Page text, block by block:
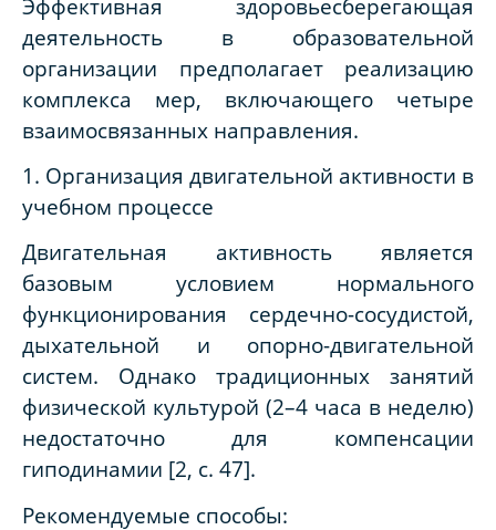
Эффективная здоровьесберегающая
деятельность в образовательной
организации предполагает реализацию
комплекса мер, включающего четыре
взаимосвязанных направления.
1. Организация двигательной активности в
учебном процессе
Двигательная активность является
базовым условием нормального
функционирования сердечно-сосудистой,
дыхательной и опорно-двигательной
систем. Однако традиционных занятий
физической культурой (2–4 часа в неделю)
недостаточно для компенсации
гиподинамии [2, с. 47].
Рекомендуемые способы: